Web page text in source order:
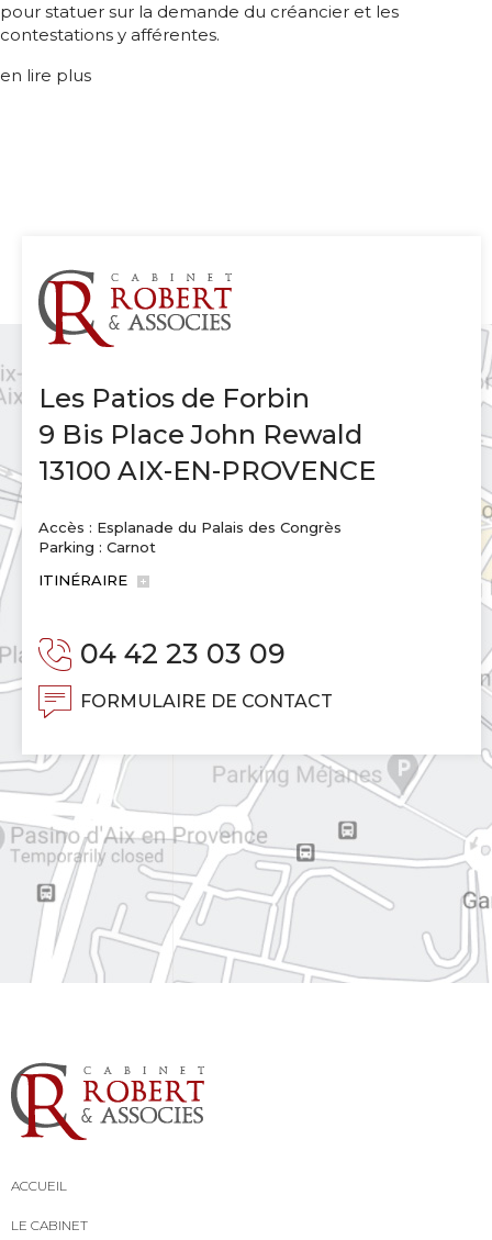
pour statuer sur la demande du créancier et les
contestations y afférentes.
en lire plus
Les Patios de Forbin
9 Bis Place John Rewald
13100 AIX-EN-PROVENCE
Accès : Esplanade du Palais des Congrès
Parking : Carnot
ITINÉRAIRE
04 42 23 03 09
FORMULAIRE DE CONTACT
ACCUEIL
LE CABINET